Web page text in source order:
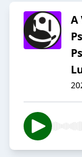
A